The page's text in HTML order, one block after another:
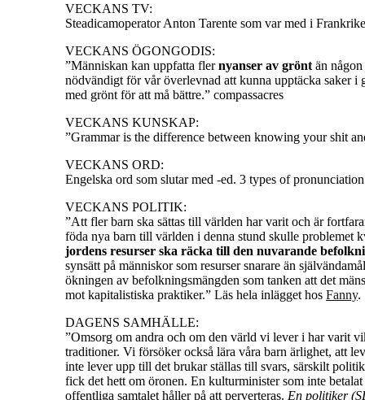
VECKANS TV:
Steadicamoperator Anton Tarente som var med i
VECKANS ÖGONGODIS:
”Människan kan uppfatta flernyanser av grönt än
nödvändigt för vår överlevnad att kunna upptäcka saker
med grönt för att må bättre.” compassacres
VECKANS KUNSKAP:
”Grammar is the difference between knowing your shit
VECKANS ORD:
Engelska ord som slutar med -ed. 3 types of
VECKANS POLITIK:
”Att fler barn ska sättas till världen har varit och är
föda nya barn till världen i denna stund skulle problemet
jordens resurser ska räcka till den nuvarande
synsätt på människor som resurser snarare än
ökningen av befolkningsmängden som tanken att det
mot kapitalistiska praktiker.” Läs hela inlägget hos Fanny.
DAGENS SAMHÄLLE:
”Omsorg om andra och om den värld vi lever i har varit
traditioner. Vi försöker också lära våra barn ärlighet, att
inte lever upp till det brukar ställas till svars, särskilt
fick det hett om öronen. En kulturminister som inte
offentliga samtalet håller på att perverteras. En politiker